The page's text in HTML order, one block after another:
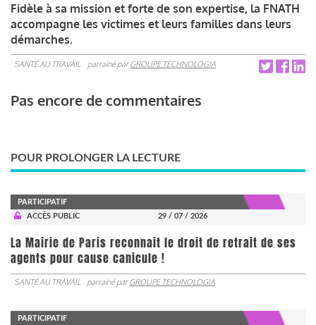
Fidèle à sa mission et forte de son expertise, la FNATH
accompagne les victimes et leurs familles dans leurs
démarches.
SANTÉ AU TRAVAIL parrainé parGROUPE TECHNOLOGIA
Pas encore de commentaires
POUR PROLONGER LA LECTURE
PARTICIPATIF
ACCÈS PUBLIC
29 / 07 / 2026
La Mairie de Paris reconnait le droit de retrait de ses
agents pour cause canicule !
SANTÉ AU TRAVAIL parrainé parGROUPE TECHNOLOGIA
PARTICIPATIF